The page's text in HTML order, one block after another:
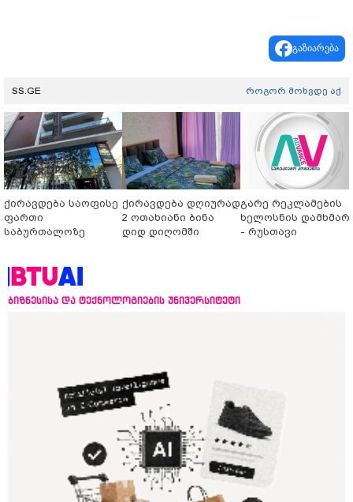
გაზიარება
SS.GE როგორ მოხვდე აქ
ქირავდება საოფისე
ფართი
საბურთალოზე
ქირავდება დღიურად
2 ოთახიანი ბინა
დიდ დიღომში
გარე რეკლამების
ხელოსნის
- რუსთავი
ბიზნესისა და ტექნოლოგიების უნივერსიტეტი